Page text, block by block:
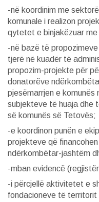
-në koordinim me
komunale i realizon
qytetet e binjakëzuar
-në bazë të
tjerë në kuadër të
propozim-projekte për
donatorëve
pjesëmarrjen e
subjekteve të huaja dhe
së komunës së Tetovës;
-e koordinon punën e
projekteve që
ndërkombëtar-jashtëm
-mban evidencë
-i përcjellë aktivitetet e
fondacioneve të